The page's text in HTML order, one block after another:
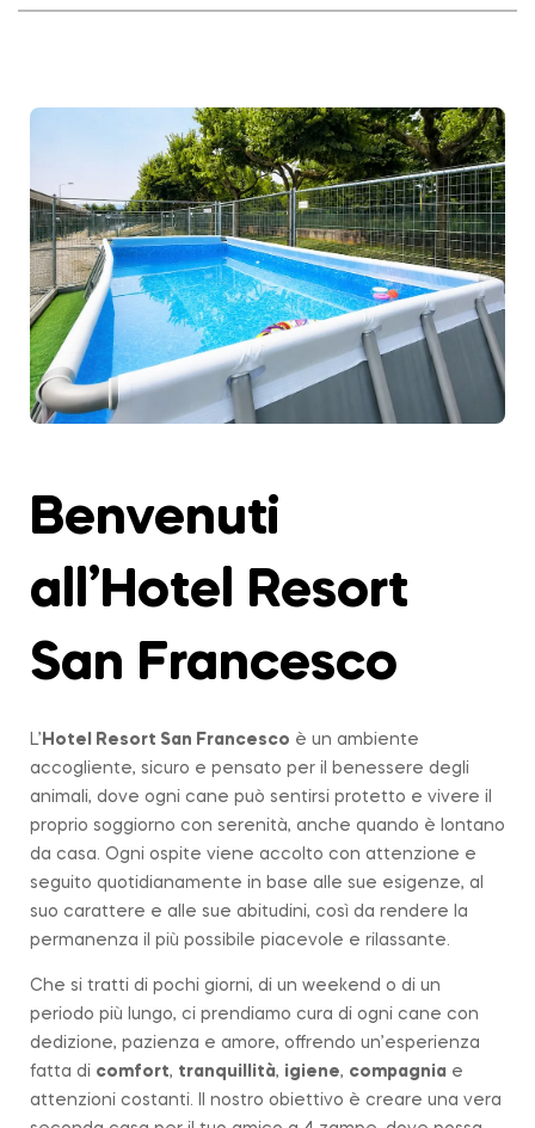
Benvenuti
all’Hotel Resort
San Francesco
L’ Hotel Resort San Francesco è un ambiente
accogliente, sicuro e pensato per il benessere degli
animali, dove ogni cane può sentirsi protetto e vivere il
proprio soggiorno con serenità, anche quando è lontano
da casa. Ogni ospite viene accolto con attenzione e
seguito quotidianamente in base alle sue esigenze, al
suo carattere e alle sue abitudini, così da rendere la
permanenza il più possibile piacevole e rilassante.
Che si tratti di pochi giorni, di un weekend o di un
periodo più lungo, ci prendiamo cura di ogni cane con
dedizione, pazienza e amore, offrendo un’esperienza
fatta di comfort, tranquillità, igiene, compagnia e
attenzioni costanti. Il nostro obiettivo è creare una vera